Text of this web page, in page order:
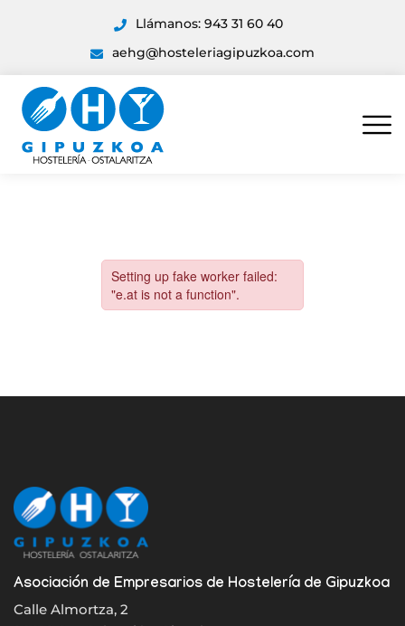
Llámanos: 943 31 60 40
aehg@hosteleriagipuzkoa.com
Asociación de Empresarios de Hostelería de Gipuzkoa
Calle Almortza, 2